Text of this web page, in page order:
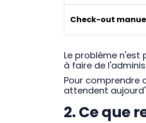
Check-out
Le problème
à faire de
Pour comprendre
attendent
2. Ce que